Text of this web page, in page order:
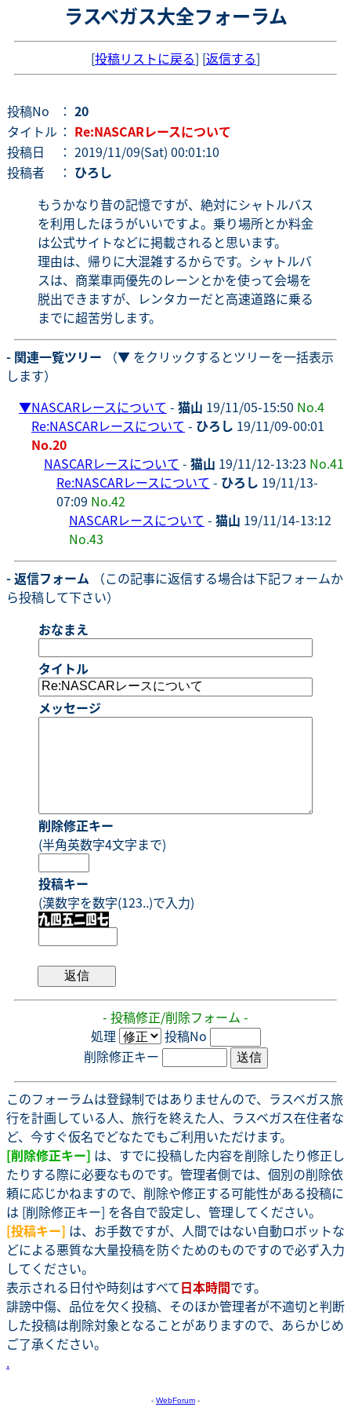
ラスベガス大全フォーラム
[投稿リストに戻る] [返信する]
投稿No ： 20
タイトル ： Re:NASCARレースについて
投稿日
： 2019/11/09(Sat) 00:01:10
投稿者
： ひろし
もうかなり昔の記憶ですが、絶対にシャトルバス
を利用したほうがいいですよ。乗り場所とか料金
は公式サイトなどに掲載されると思います。
理由は、帰りに大混雑するからです。シャトルバ
スは、商業車両優先のレーンとかを使って会場を
脱出できますが、レンタカーだと高速道路に乗る
までに超苦労します。
- 関連一覧ツリー （▼ をクリックするとツリーを一括表示
します）
▼NASCARレースについて - 猫山 19/11/05-15:50 No.4
Re:NASCARレースについて - ひろし 19/11/09-00:01
No.20
NASCARレースについて - 猫山 19/11/12-13:23 No.41
Re:NASCARレースについて - ひろし 19/11/13-
07:09 No.42
NASCARレースについて - 猫山 19/11/14-13:12
No.43
- 返信フォーム （この記事に返信する場合は下記フォームか
ら投稿して下さい）
おなまえ
タイトル
メッセージ
削除修正キー
(半角英数字4文字まで)
投稿キー
(漢数字を数字(123..)で入力)
- 投稿修正/削除フォーム -
処理
投稿No
削除修正キー
このフォーラムは登録制ではありませんので、ラスベガス旅
行を計画している人、旅行を終えた人、ラスベガス在住者な
ど、今すぐ仮名でどなたでもご利用いただけます。
[削除修正キー] は、すでに投稿した内容を削除したり修正し
たりする際に必要なものです。管理者側では、個別の削除依
頼に応じかねますので、削除や修正する可能性がある投稿に
は [削除修正キー] を各自で設定し、管理してください。
[投稿キー] は、お手数ですが、人間ではない自動ロボットな
どによる悪質な大量投稿を防ぐためのものですので必ず入力
してください。
表示される日付や時刻はすべて日本時間です。
誹謗中傷、品位を欠く投稿、そのほか管理者が不適切と判断
した投稿は削除対象となることがありますので、あらかじめ
ご了承ください。
.
- WebForum -